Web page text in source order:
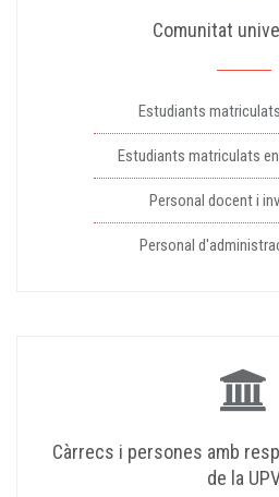
Comunitat
Estudiants
Estudiants matriculats
Personal docent i
Personal
Càrrecs i persones amb
de la